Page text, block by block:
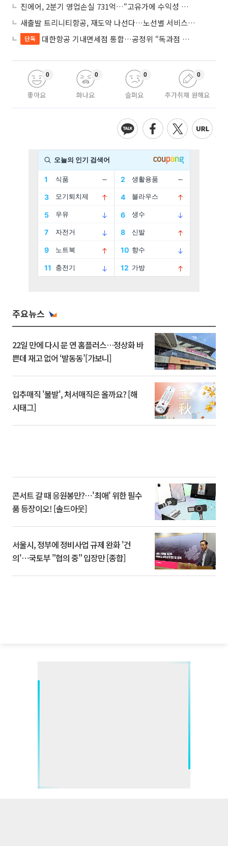
진에어, 2분기 영업손실 731억…“고유가에 수익성 악화”
새출발 트리니티항공, 재도약 나선다…노선별 서비스 차별화
단독 대한항공 기내면세점 통합…공정위 “독과점 여부 따진다”
좋아요
0
화나요
0
슬퍼요
0
추가취재 원해요
0
주요뉴스
22일 만에 다시 문 연 홈플러스…정상화 바
쁜데 재고 없어 ‘발동동’[가보니]
입추매직 '불발', 처서매직은 올까요? [해
시태그]
콘서트 갈 때 응원봉만?⋯'최애' 위한 필수
품 등장이오! [솔드아웃]
서울시, 정부에 정비사업 규제 완화 '건
의'⋯국토부 "협의 중" 입장만 [종합]